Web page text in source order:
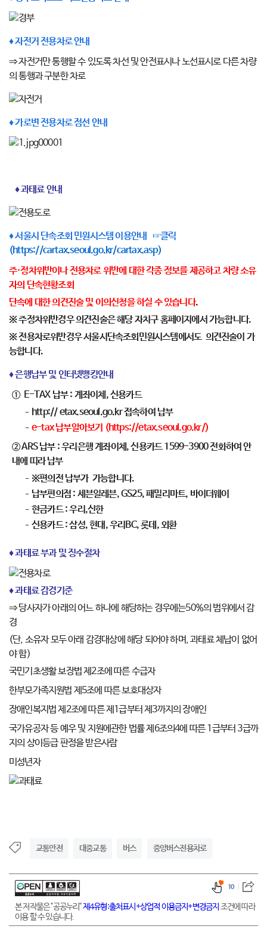
♦ 자전거 전용차로 안내
⇒ 자전거만 통행할 수 있도록 차선 및 안전표시나 노선표시로 다른 차량
의 통행과 구분한 차로
♦ 가로변 전용차로 점선 안내
♦ 과태료 안내
♦ 서울시 단속조회 민원시스템 이용안내 ☞클릭
(https://cartax.seoul.go.kr/cartax.asp)
주·정차위반이나 전용차로 위반에 대한 각종 정보를 제공하고 차량 소유
자의 단속현황조회
단속에 대한 의견진술 및 이의신청을 하실 수 있습니다.
※ 주정차위반경우 의견진술은 해당 자치구 홈페이지에서 가능합니다.
※ 전용차로위반경우 서울시단속조회민원시스템에서도 의견진술이 가
능합니다.
♦ 은행납부 및 인터넷뱅킹안내
① E-TAX 납부 : 계좌이체, 신용카드
http:// etax.seoul.go.kr 접속하여 납부
e-tax 납부알아보기 (https://etax.seoul.go.kr/)
② ARS 납부 : 우리은행 계좌이체, 신용카드 1599-3900 전화하여 안
내에 띠라 납부
※편의전 납부가 가능합니다.
납부편의점 : 세븐일레븐, GS25, 패밀리마트, 바이더웨이
현금카드 : 우리,신한
신용카드 : 삼성, 현대, 우리BC, 롯데, 외환
♦ 과태료 부과 및 징수절차
♦ 과태료 감경기준
⇒ 당사자가 아래의 어느 하나에 해당하는 경우에는50%의 범위에서 감
경
(단, 소유자 모두 아래 감경대상에 해당 되어야 하며, 과태료 체납이 없어
야 함)
국민기초생활 보장법 제2조에 따른 수급자
한부모가족지원법 제5조에 따른 보호대상자
장애인복지법 제2조에 따른 제1급부터 제3까지의 장애인
국가유공자 등 예우 및 지원에관한 법률 제6조의4에 따른 1급부터 3급까
지의 상이등급 판정을 받은사람
미성년자
교통안전 대중교통 버스 중앙버스전용차로
본 저작물은 "공공누리"제4유형:출처표시+상업적 이용금지+변경금지 조건에 따라
이용 할 수 있습니다.
10